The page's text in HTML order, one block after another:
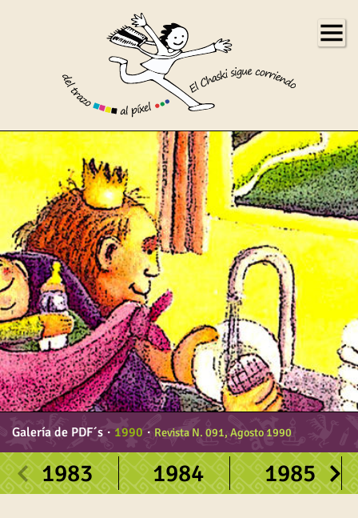
Galería de PDF´s ∙ 1990 ∙ Revista N. 091, Agosto 1990
1983 1984 1985